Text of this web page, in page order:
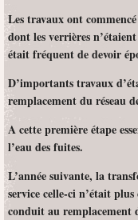
Les travaux ont
dont les verrières
était fréquent de devoir
D’importants travaux
remplacement du réseau
A cette première étape
l’eau des fuites.
L’année suivante, la
service celle-ci n’était
conduit au remplacement